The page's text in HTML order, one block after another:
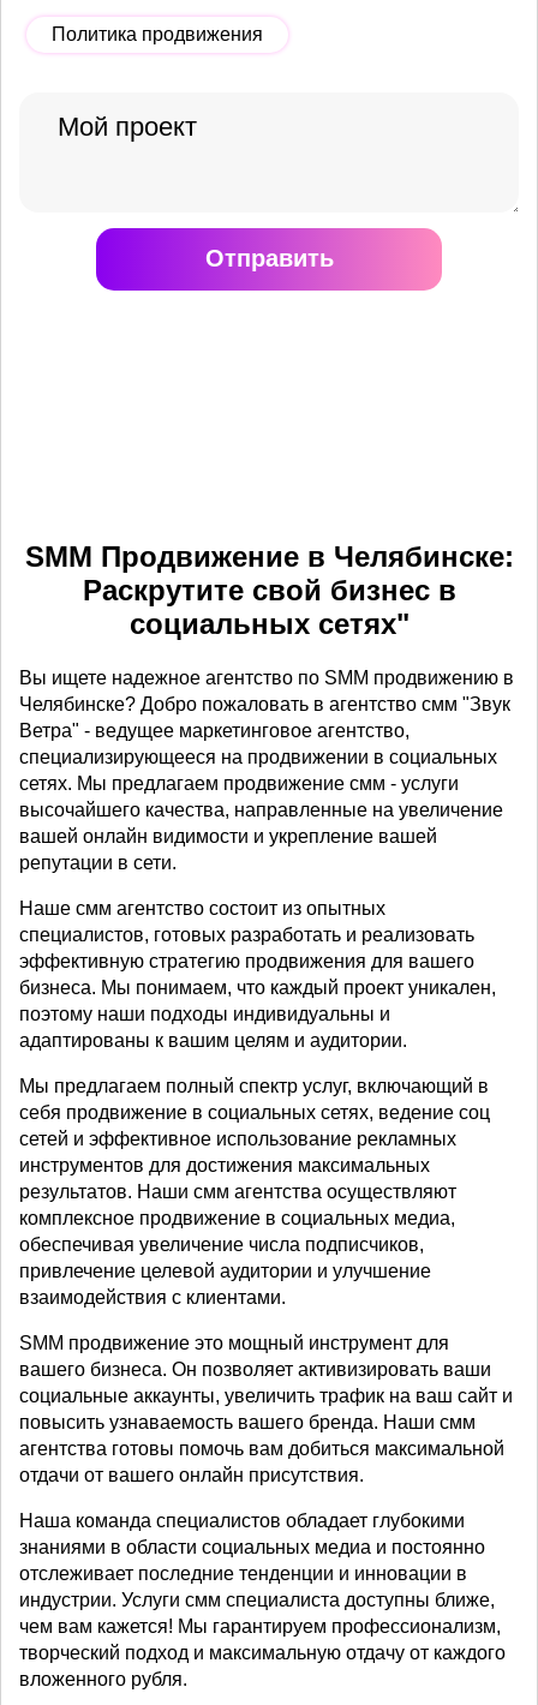
Политика продвижения
Отправить
SMM Продвижение в Челябинске:
Раскрутите свой бизнес в
социальных сетях"
Вы ищете надежное агентство по SMM продвижению в
Челябинске? Добро пожаловать в агентство смм "Звук
Ветра" - ведущее маркетинговое агентство,
специализирующееся на продвижении в социальных
сетях. Мы предлагаем продвижение смм - услуги
высочайшего качества, направленные на увеличение
вашей онлайн видимости и укрепление вашей
репутации в сети.
Наше смм агентство состоит из опытных
специалистов, готовых разработать и реализовать
эффективную стратегию продвижения для вашего
бизнеса. Мы понимаем, что каждый проект уникален,
поэтому наши подходы индивидуальны и
адаптированы к вашим целям и аудитории.
Мы предлагаем полный спектр услуг, включающий в
себя продвижение в социальных сетях, ведение соц
сетей и эффективное использование рекламных
инструментов для достижения максимальных
результатов. Наши смм агентства осуществляют
комплексное продвижение в социальных медиа,
обеспечивая увеличение числа подписчиков,
привлечение целевой аудитории и улучшение
взаимодействия с клиентами.
SMM продвижение это мощный инструмент для
вашего бизнеса. Он позволяет активизировать ваши
социальные аккаунты, увеличить трафик на ваш сайт и
повысить узнаваемость вашего бренда. Наши смм
агентства готовы помочь вам добиться максимальной
отдачи от вашего онлайн присутствия.
Наша команда специалистов обладает глубокими
знаниями в области социальных медиа и постоянно
отслеживает последние тенденции и инновации в
индустрии. Услуги смм специалиста доступны ближе,
чем вам кажется! Мы гарантируем профессионализм,
творческий подход и максимальную отдачу от каждого
вложенного рубля.